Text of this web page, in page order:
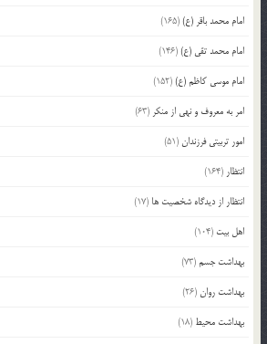
امام محمد باقر (ع)(165)
امام محمد تقی (ع)(146)
امام موسی کاظم (ع)(152)
امر به معروف و نهی از منکر (63)
امور تربیتی فرزندان(51)
انتظار (164)
انتظار از دیدگاه شخصیت ها (17)
اهل بیت (104)
بهداشت جسم(73)
بهداشت روان(26)
بهداشت محیط (18)